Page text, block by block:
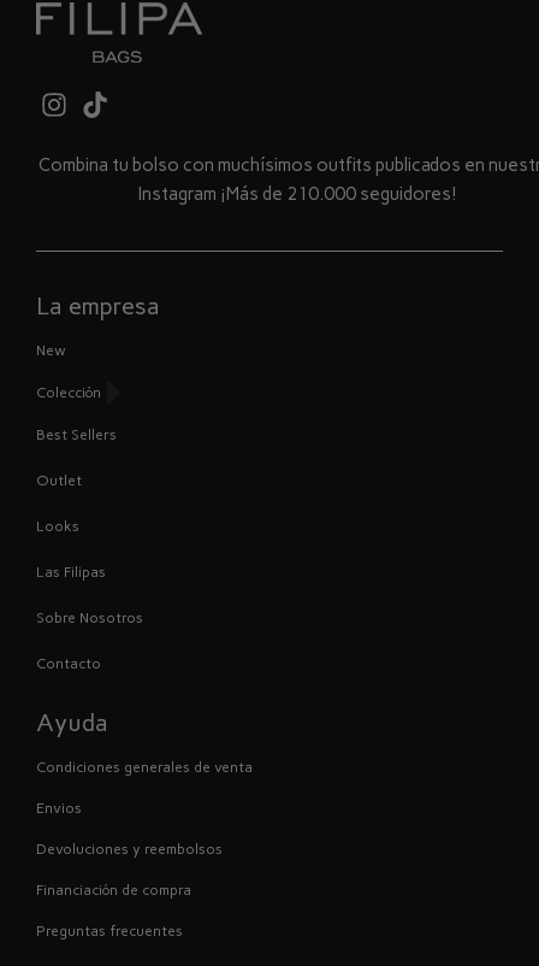
Combina tu bolso con muchísimos outfits publicados en
Instagram ¡Más de 210.000 seguidores!
La empresa
New
Colección
Best Sellers
Outlet
Looks
Las Filipas
Sobre Nosotros
Contacto
Ayuda
Condiciones generales de venta
Envios
Devoluciones y reembolsos
Financiación de compra
Preguntas frecuentes